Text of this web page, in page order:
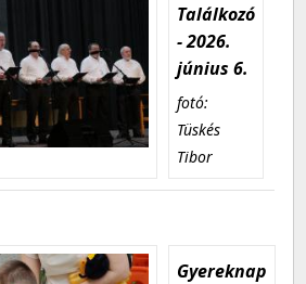
Találkozó
- 2026.
június 6.
fotó:
Tüskés
Tibor
Gyereknap